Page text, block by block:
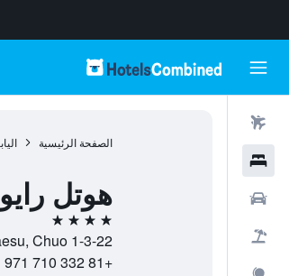
الصفحة الرئيسية
هوتل
4 نجوم
1-3-22 Yaesu, Chuo, , طوكيو, ولاية طوكيو, اليابان
+81 332 710 971